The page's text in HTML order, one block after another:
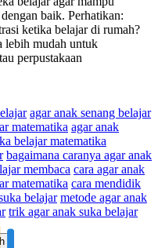
baik. Perhatikan:
ketika belajar di rumah?
lebih mudah untuk
perpustakaan
agar anak senang belajar
matematika agar anak
belajar matematika
bagaimana caranya agar anak
membaca cara agar anak
matematika cara mendidik
belajar metode agar anak
trik agar anak suka belajar